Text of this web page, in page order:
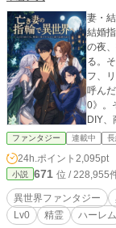
45）
宮都
フ）
と一
まる
す。
妻・
結婚指
の夜
る。
フ、
呼んだ。 魔力も技能もなく、鑑定結果は測
0》。
DIY、
ちがいた。 現代と異世界を往来
つい
て彼
ていることを知る
憶ごと
失っ
世界
ファンタジー 連載中
24h.ポイント 2,095pt
小説 671 位 / 228,955
異世界ファンタジー
Lv0
精霊 ハーレム